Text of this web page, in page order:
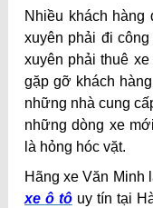
Nhiều khách hàng
xuyên phải đi
xuyên phải thuê
gặp gỡ khách
những nhà cung
những dòng xe
là hỏng hóc vặt.
Hãng xe Văn Minh
xe ô tôuy tín tại